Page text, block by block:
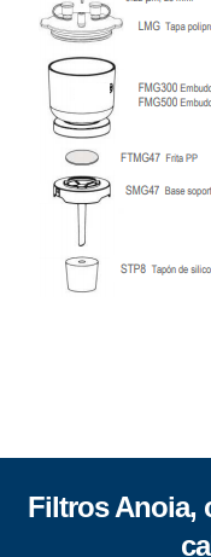
Filtros Anoia,